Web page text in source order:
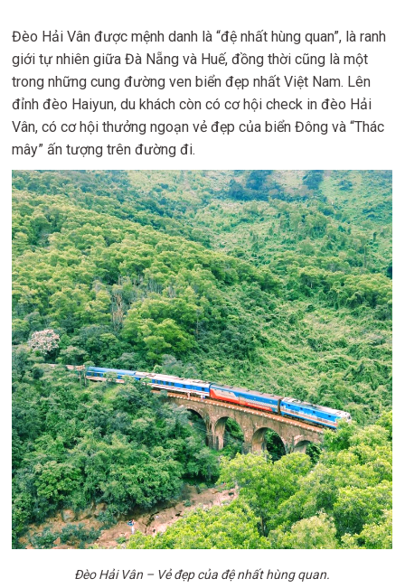
Đèo Hải Vân được mệnh danh là “đệ nhất hùng quan”, là ranh
giới tự nhiên giữa Đà Nẵng và Huế, đồng thời cũng là một
trong những cung đường ven biển đẹp nhất Việt Nam. Lên
đỉnh đèo Haiyun, du khách còn có cơ hội check in đèo Hải
Vân, có cơ hội thưởng ngoạn vẻ đẹp của biển Đông và “Thác
mây” ấn tượng trên đường đi.
Đèo Hải Vân – Vẻ đẹp của đệ nhất hùng quan.